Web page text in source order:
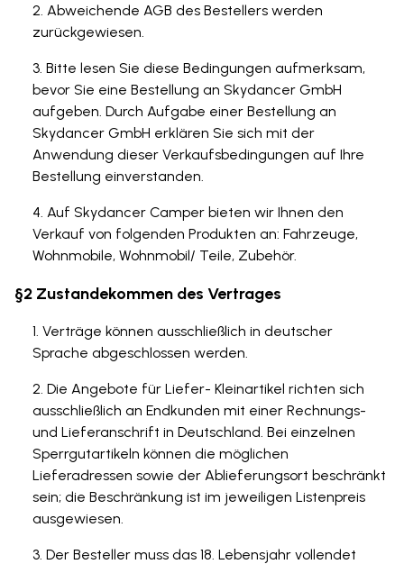
Abweichende AGB des Bestellers werden
zurückgewiesen.
Bitte lesen Sie diese Bedingungen aufmerksam,
bevor Sie eine Bestellung an Skydancer GmbH
aufgeben. Durch Aufgabe einer Bestellung an
Skydancer GmbH erklären Sie sich mit der
Anwendung dieser Verkaufsbedingungen auf Ihre
Bestellung einverstanden.
Auf Skydancer Camper bieten wir Ihnen den
Verkauf von folgenden Produkten an: Fahrzeuge,
Wohnmobile, Wohnmobil/ Teile, Zubehör.
§2 Zustandekommen des Vertrages
Verträge können ausschließlich in deutscher
Sprache abgeschlossen werden.
Die Angebote für Liefer- Kleinartikel richten sich
ausschließlich an Endkunden mit einer Rechnungs-
und Lieferanschrift in Deutschland. Bei einzelnen
Sperrgutartikeln können die möglichen
Lieferadressen sowie der Ablieferungsort beschränkt
sein; die Beschränkung ist im jeweiligen Listenpreis
ausgewiesen.
Der Besteller muss das 18. Lebensjahr vollendet